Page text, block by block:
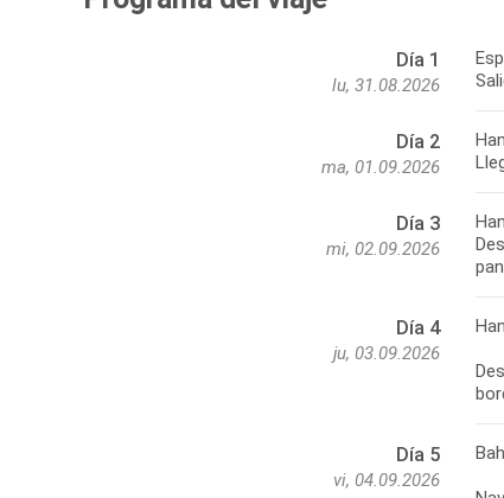
Día 1
lu, 31.08.2026
Día 2
ma, 01.09.2026
Día 3
mi, 02.09.2026
Día 4
ju, 03.09.2026
Día 5
vi, 04.09.2026